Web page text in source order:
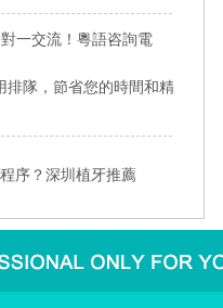
一交流！粵語咨詢電
排隊，節省您的時間和精
序？深圳植牙推薦